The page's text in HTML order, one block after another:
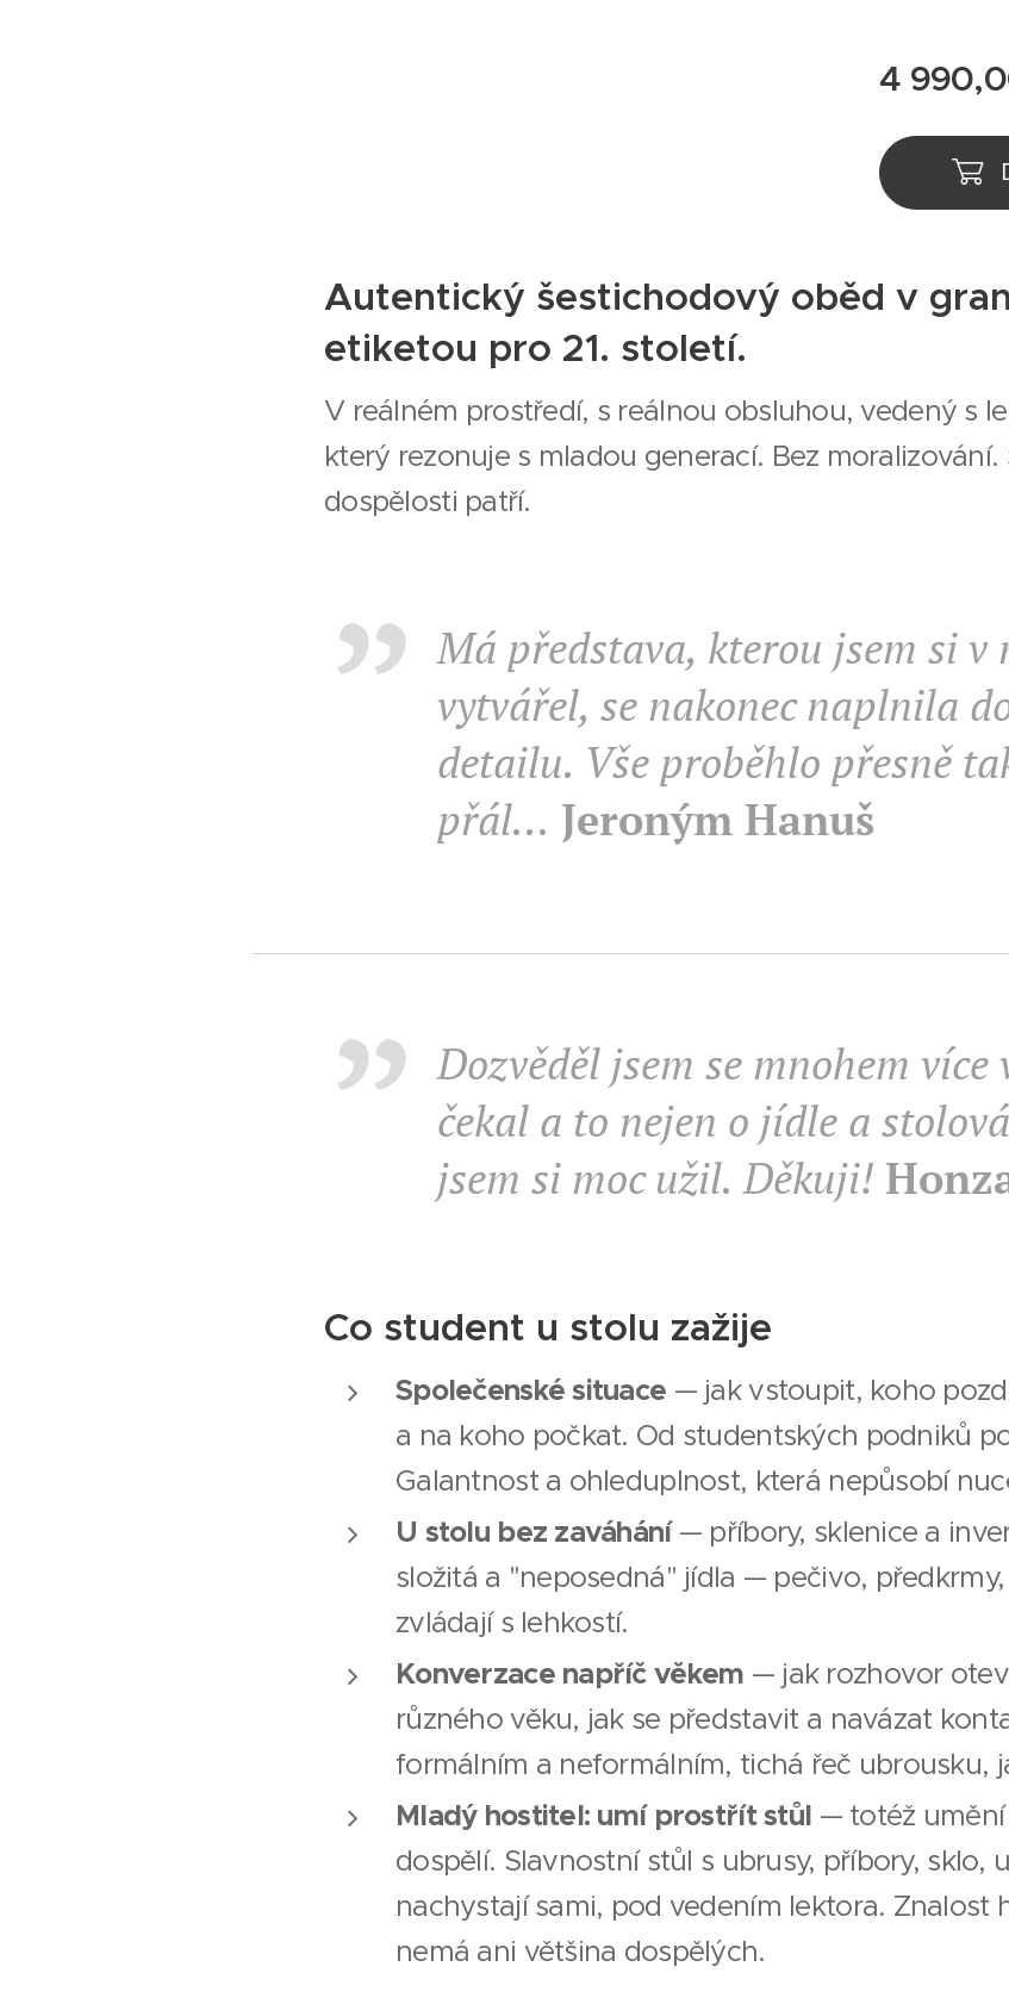
4
Autentický šestichodový oběd v
etiketou pro 21. století.
V reálném prostředí, s reálnou obsluhou, vedený s
který rezonuje s mladou generací. Bez
dospělosti patří.
Má představa, kterou jsem si v
vytvářel, se nakonec naplnila
detailu. Vše proběhlo přesně
přál... Jeroným Hanuš
Dozvěděl jsem se mnohem více
čekal a to nejen o jídle a
jsem si moc užil. Děkuji!
Co student u stolu zažije
Společenské situace — jak vstoupit, koho
a na koho počkat. Od studentských podniků
Galantnost a ohleduplnost, která nepůsobí
U stolu bez zaváhání— příbory, sklenice a
složitá a "neposedná" jídla — pečivo,
zvládají s lehkostí.
Konverzace napříč věkem — jak rozhovor
různého věku, jak se představit a navázat
formálním a neformálním, tichá řeč ubrousku,
Mladý hostitel: umí prostřít stůl — totéž
dospělí. Slavnostní stůl s ubrusy, příbory, sklo,
nachystají sami, pod vedením lektora. Znalost
nemá ani většina dospělých.